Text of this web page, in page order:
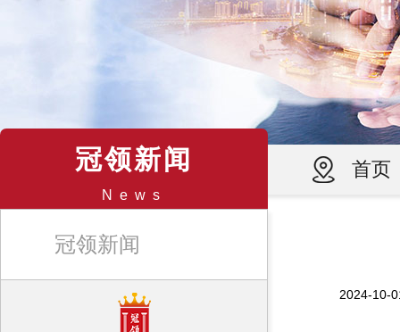
首页
冠领新闻
News
冠领新闻
2024-10-